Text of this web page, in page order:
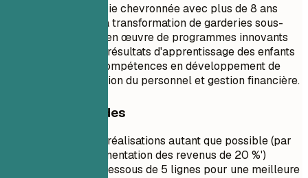
Directrice de garderie chevronnée avec plus de 8 ans
d'expérience dans la transformation de garderies sous-
performantes. Mise en œuvre de programmes innovants
ayant augmenté les résultats d'apprentissage des enfants
de 30 % en un an. Compétences en développement de
programmes, formation du personnel et gestion financière.
Conseils rapides
Quantifiez vos réalisations autant que possible (par
exemple, 'Augmentation des revenus de 20 %')
Gardez-le en dessous de 5 lignes pour une meilleure